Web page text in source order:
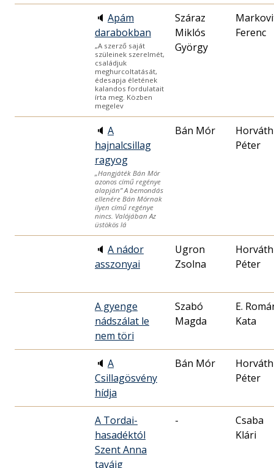
🔈 Apám
darabokban
„A szerző saját
szüleinek szerelmét,
családjuk
meghurcoltatását,
édesapja életének
kalandos fordulatait
írta meg. Közben
megelev
Száraz
Miklós
György
Ferenc
🔈 A
hajnalcsillag
ragyog
„Hangjáték Bán Mór
azonos című regénye
alapján” A bemondás
ellenére Bán Mórnak
ilyen című regénye
nincs. Valójában Az
üstökös lá
Bán Mór
Horváth
Péter
🔈 A nádor
asszonyai
Ugron
Zsolna
Horváth
Péter
A gyenge
nádszálat le
nem töri
Szabó
Magda
E.
Kata
🔈 A
Csillagösvény
hídja
Bán Mór
Horváth
Péter
A Tordai-
hasadéktól
Szent Anna
taváig
-
Csaba
Klári